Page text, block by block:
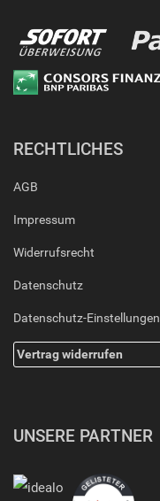
RECHTLICHES
AGB
Impressum
Widerrufsrecht
Datenschutz
Datenschutz-Einstellungen
Vertrag widerrufen
UNSERE PARTNER